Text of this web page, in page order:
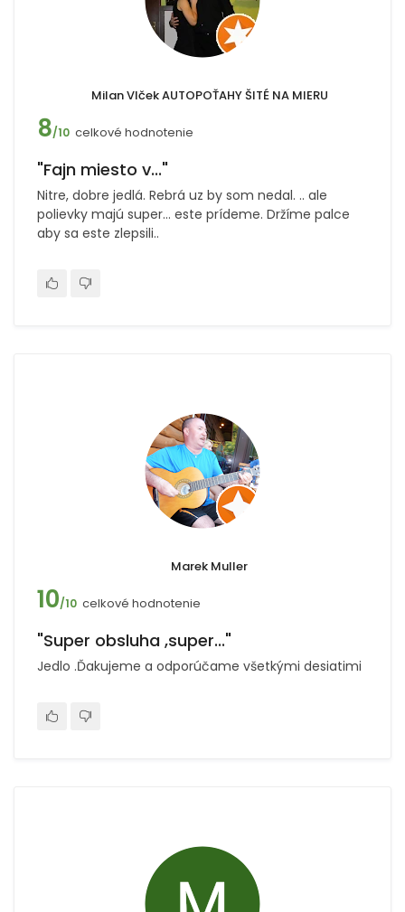
Milan Vlček AUTOPOŤAHY ŠITÉ NA MIERU
8/10 celkové hodnotenie
"Fajn miesto v..."
Nitre, dobre jedlá. Rebrá uz by som nedal. .. ale
polievky majú super... este prídeme. Držíme palce
aby sa este zlepsili..
Marek Muller
10/10 celkové hodnotenie
"Super obsluha ,super..."
Jedlo .Ďakujeme a odporúčame všetkými desiatimi